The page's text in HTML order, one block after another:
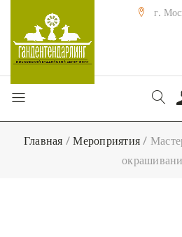
г.
Главная /Мероприятия/